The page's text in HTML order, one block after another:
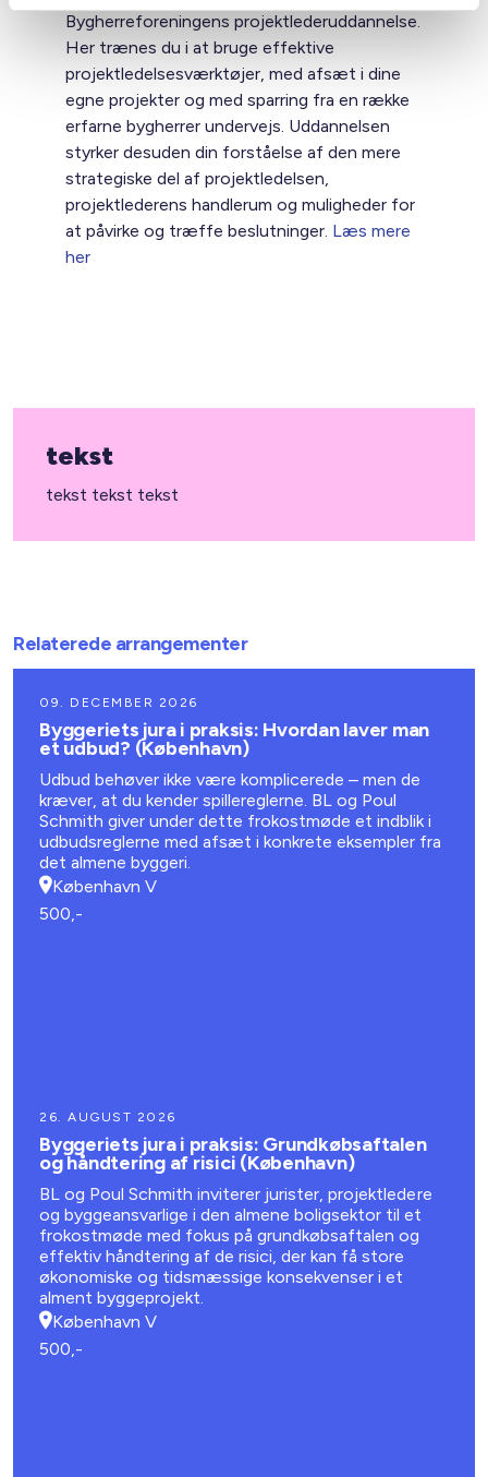
Bygherreforeningens projektlederuddannelse.
Her trænes du i at bruge effektive
projektledelsesværktøjer, med afsæt i dine
egne projekter og med sparring fra en række
erfarne bygherrer undervejs. Uddannelsen
styrker desuden din forståelse af den mere
strategiske del af projektledelsen,
projektlederens handlerum og muligheder for
at påvirke og træffe beslutninger. Læs mere
her
tekst
tekst tekst tekst
Relaterede arrangementer
09. DECEMBER 2026
Byggeriets jura i praksis: Hvordan laver man
et udbud? (København)
Udbud behøver ikke være komplicerede – men de
kræver, at du kender spillereglerne. BL og Poul
Schmith giver under dette frokostmøde et indblik i
udbudsreglerne med afsæt i konkrete eksempler fra
det almene byggeri.
København V
500,-
26. AUGUST 2026
Byggeriets jura i praksis: Grundkøbsaftalen
og håndtering af risici (København)
BL og Poul Schmith inviterer jurister, projektledere
og byggeansvarlige i den almene boligsektor til et
frokostmøde med fokus på grundkøbsaftalen og
effektiv håndtering af de risici, der kan få store
økonomiske og tidsmæssige konsekvenser i et
alment byggeprojekt.
København V
500,-